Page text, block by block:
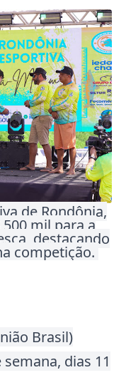
de Rondônia,
mil para a
destacando
competição.
Brasil)
dias 11